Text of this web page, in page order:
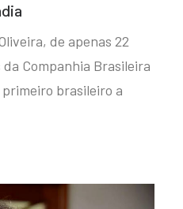
de apenas 22
Companhia Brasileira
brasileiro a